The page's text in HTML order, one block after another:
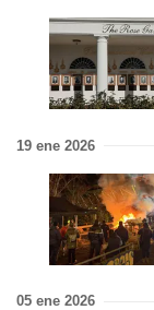
19 ene 2026
05 ene 2026